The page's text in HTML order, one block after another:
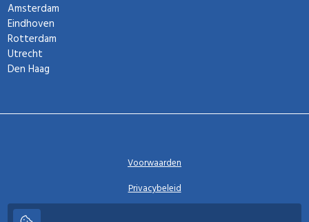
Amsterdam
Eindhoven
Rotterdam
Utrecht
Den Haag
Voorwaarden
Privacybeleid